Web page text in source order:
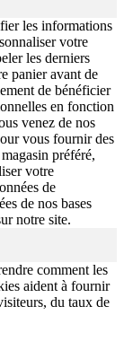
les informations
votre
les derniers
panier avant de
de bénéficier
en fonction
venez de nos
vous fournir des
préféré,
votre
de
de nos bases
notre site.
comment les
aident à fournir
du taux de